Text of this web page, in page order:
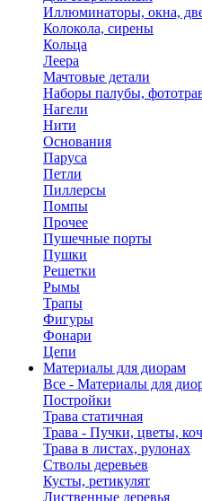
Иллюминаторы, окна,
Колокола, сирены
Кольца
Леера
Мачтовые детали
Наборы палубы,
Нагели
Нити
Основания
Паруса
Петли
Пиллерсы
Помпы
Прочее
Пушечные порты
Пушки
Решетки
Рымы
Трапы
Фигуры
Фонари
Цепи
Материалы для диорам
Все - Материалы для
Постройки
Трава статичная
Трава - Пучки, цветы,
Трава в листах, рулонах
Стволы деревьев
Кусты, ретикулят
Лиственные деревья